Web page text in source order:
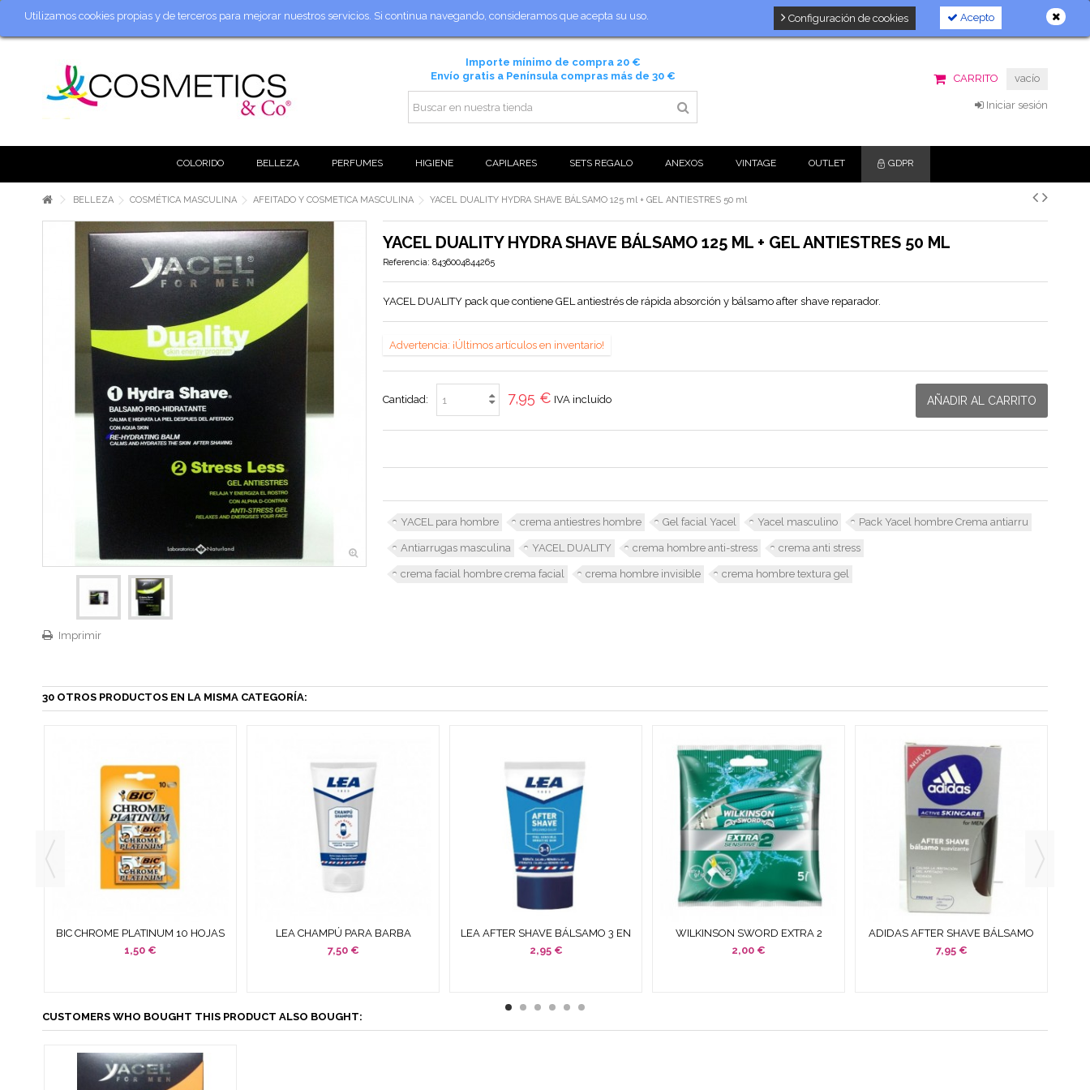
Utilizamos cookies propias y de terceros para mejorar nuestros servicios. Si continua navegando, consideramos que acepta su uso. Acepto
Configuración de cookies
Importe mínimo de compra 20 €
Envío gratis a Península compras más de 30 €
CARRITO vacío
Iniciar sesión
COLORIDO BELLEZA PERFUMES HIGIENE CAPILARES SETS REGALO ANEXOS VINTAGE OUTLET GDPR
BELLEZA COSMÉTICA MASCULINA AFEITADO Y COSMETICA MASCULINA YACEL DUALITY HYDRA SHAVE BÁLSAMO 125 ml + GEL ANTIESTRES 50 ml
Imprimir
YACEL DUALITY HYDRA SHAVE BÁLSAMO 125 ML + GEL ANTIESTRES 50 ML
Referencia: 8436004844265
YACEL DUALITY pack que contiene GEL antiestrés de rápida absorción y bálsamo after shave reparador.
Advertencia: ¡Últimos artículos en inventario!
AÑADIR AL CARRITO
Cantidad: 7,95 € IVA incluído
YACEL para hombre crema antiestres hombre Gel facial Yacel Yacel masculino Pack Yacel hombre Crema antiarru
Antiarrugas masculina YACEL DUALITY crema hombre anti-stress crema anti stress
crema facial hombre crema facial crema hombre invisible crema hombre textura gel
30 OTROS PRODUCTOS EN LA MISMA CATEGORÍA:
BIC CHROME PLATINUM 10 HOJAS
DE AFEITADO DOBLE FILO
1,50 €
LEA CHAMPÚ PARA BARBA
PURIFICANTE & SUAVIZANTE 100
7,50 €
LEA AFTER SHAVE BÁLSAMO 3 EN
1 PIEL SENSIBLE 125 ML
2,95 €
WILKINSON SWORD EXTRA 2
SENSITIVE 5 UNIDADES
2,00 €
ADIDAS AFTER SHAVE BÁLSAMO
SUAVIZANTE SIN ALCOHOL 100 ML
7,95 €
CUSTOMERS WHO BOUGHT THIS PRODUCT ALSO BOUGHT: